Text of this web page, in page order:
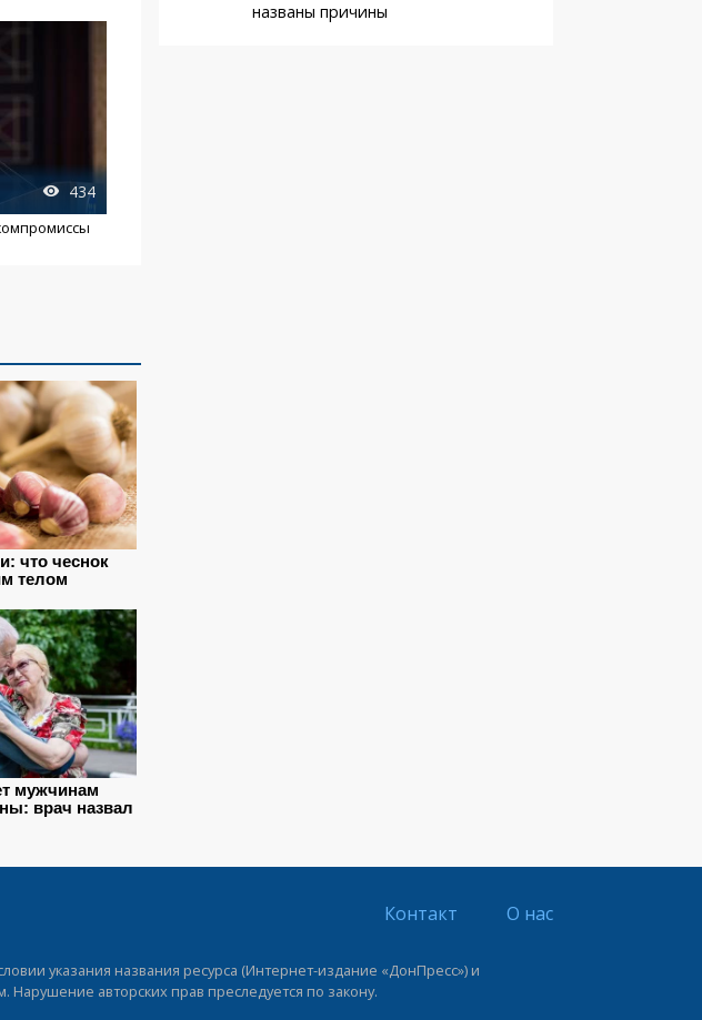
434
названы причины
Контакт О нас
указания названия ресурса (Интернет-издание «ДонПресс») и
Нарушение авторских прав преследуется по закону.